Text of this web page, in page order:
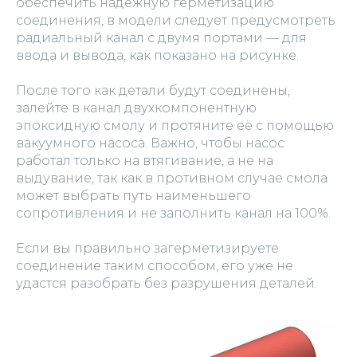
соединения, в модели следует предусмотреть
радиальный канал с двумя портами — для
ввода и вывода, как показано на рисунке.
После того как детали будут соединены,
залейте в канал двухкомпонентную
эпоксидную смолу и протяните её с помощью
вакуумного насоса. Важно, чтобы насос
работал только на втягивание, а не на
выдувание, так как в противном случае смола
может выбрать путь наименьшего
сопротивления и не заполнить канал на 100%.
Если вы правильно загерметизируете
соединение таким способом, его уже не
удастся разобрать без разрушения деталей.